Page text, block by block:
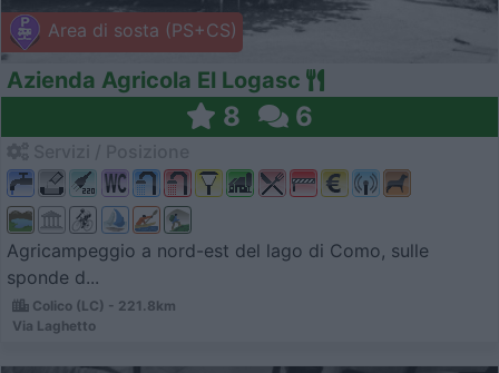
Area di sosta (PS+CS)
Azienda Agricola El Logasc
8 6
Agricampeggio a nord-est del lago di Como, sulle
sponde d...
Colico (LC) - 221.8km
Via Laghetto